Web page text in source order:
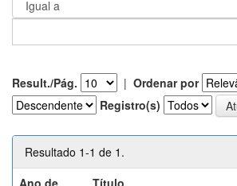
Result./Pág. | Ordenar por
Registro(s)
Resultado 1-1 de 1.
Ano de
Título